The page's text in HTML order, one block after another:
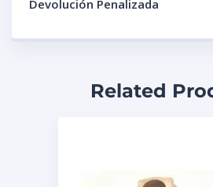
Devolución Penalizada
Related